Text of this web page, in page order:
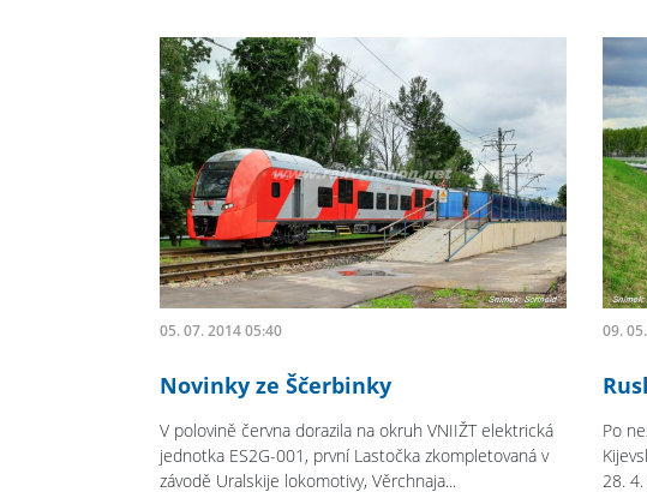
05. 07. 2014 05:40
Novinky ze Ščerbinky
V polovině června dorazila na okruh VNIIŽT elektrická
jednotka ES2G-001, první Lastočka zkompletovaná v
závodě Uralskije lokomotivy, Věrchnaja...
09.
Po
28.